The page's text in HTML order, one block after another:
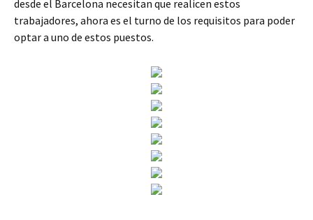
desde el Barcelona necesitan que realicen estos
trabajadores, ahora es el turno de los requisitos para poder
optar a uno de estos puestos.